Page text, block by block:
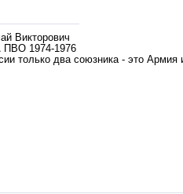
Викторович
ПВО 1974-1976
только два союзника - это Армия